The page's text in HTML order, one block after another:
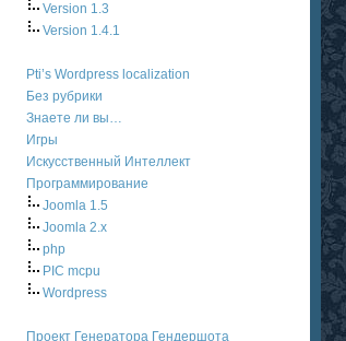
Version 1.3
Version 1.4.1
Pti’s Wordpress localization
Без рубрики
Знаете ли вы…
Игры
Искусственный Интеллект
Программирование
Joomla 1.5
Joomla 2.x
php
PIC mcpu
Wordpress
Проект Генератора Гендершота